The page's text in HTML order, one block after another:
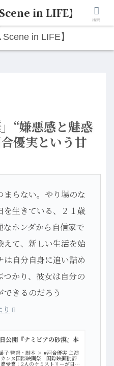
。映画と写真と日々のこと。
in LIFE】
“嫌悪感と魅惑
優実という甘
らない。やり場のな
を生きている、２１歳
ホンダから自信家で
えて、新しい生活を始
は自分自身に追い詰め
つかり、彼女は自分の
きるのだろう
公開『ナミビアの砂漠』本
子 監督・脚本 × #河合優実 主演
カンヌ国際映画祭 国際映画批評
受賞！2人のケミストリーが日本
in LIFE】 検索